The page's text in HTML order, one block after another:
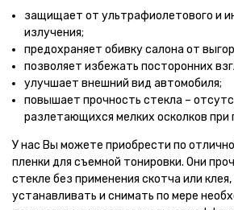
защищает от ультрафиолетового и
излучения;
предохраняет обивку салона от
позволяет избежать посторонних
улучшает внешний вид автомобиля;
повышает прочность стекла –
разлетающихся мелких осколков при
У нас Вы можете приобрести по
пленки для съемной тонировки. Они
стекле без применения скотча или
устанавливать и снимать по мере